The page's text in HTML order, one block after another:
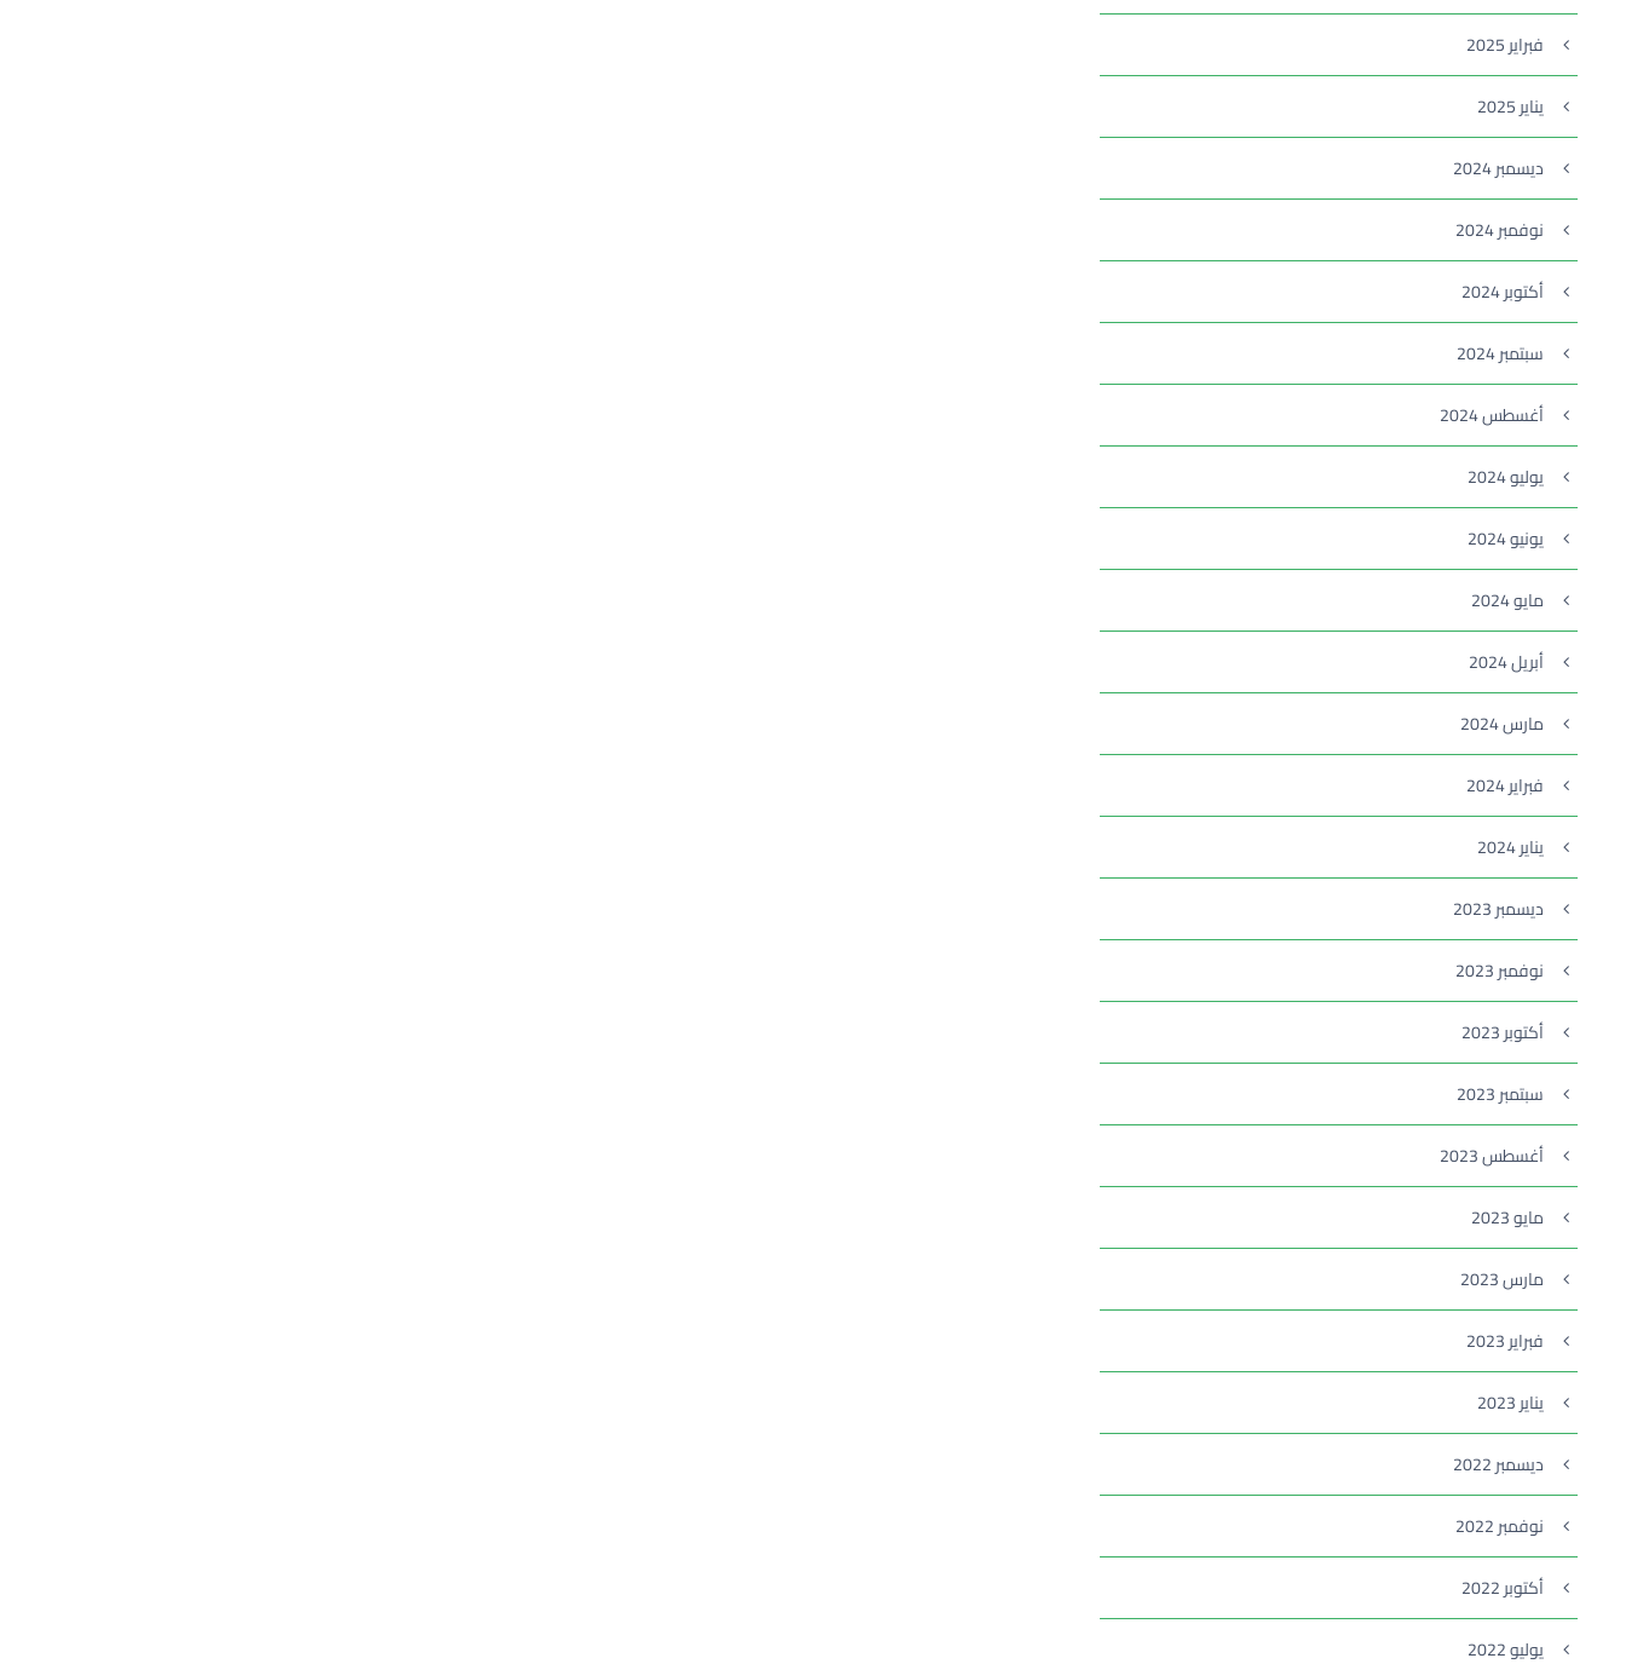
فبراير 2025
يناير 2025
ديسمبر 2024
نوفمبر 2024
أكتوبر 2024
سبتمبر 2024
أغسطس 2024
يوليو 2024
يونيو 2024
مايو 2024
أبريل 2024
مارس 2024
فبراير 2024
يناير 2024
ديسمبر 2023
نوفمبر 2023
أكتوبر 2023
سبتمبر 2023
أغسطس 2023
مايو 2023
مارس 2023
فبراير 2023
يناير 2023
ديسمبر 2022
نوفمبر 2022
أكتوبر 2022
يوليو 2022